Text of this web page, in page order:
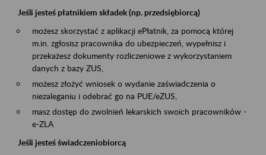
Jeśli jesteś płatnikiem składek (np. przedsiębiorcą)
możesz skorzystać z aplikacji ePłatnik, za pomocą której
m.in. zgłosisz pracownika do ubezpieczeń, wypełnisz i
przekażesz dokumenty rozliczeniowe z wykorzystaniem
danych z bazy ZUS,
możesz złożyć wniosek o wydanie zaświadczenia o
niezaleganiu i odebrać go na PUE/eZUS,
masz dostęp do zwolnień lekarskich swoich pracowników -
e-ZLA
Jeśli jesteś świadczeniobiorcą